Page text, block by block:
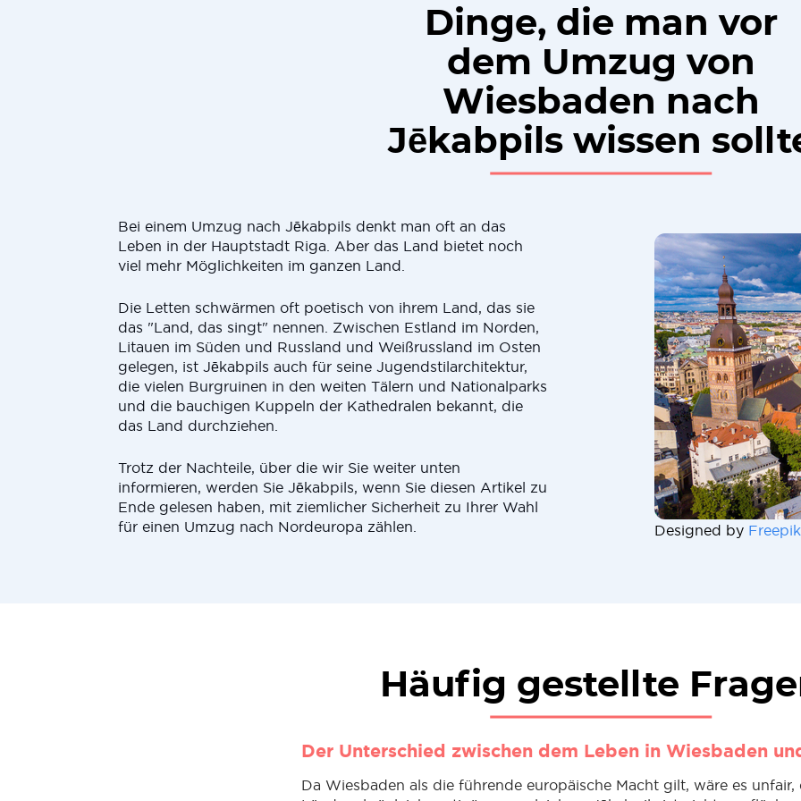
Dinge, die man vor
dem Umzug von
Wiesbaden nach
Jēkabpils wissen
Bei einem Umzug nach Jēkabpils denkt man oft an das
Leben in der Hauptstadt Riga. Aber das Land bietet noch
viel mehr Möglichkeiten im ganzen Land.
Die Letten schwärmen oft poetisch von ihrem Land, das sie
das "Land, das singt" nennen. Zwischen Estland im Norden,
Litauen im Süden und Russland und Weißrussland im Osten
gelegen, ist Jēkabpils auch für seine Jugendstilarchitektur,
die vielen Burgruinen in den weiten Tälern und Nationalparks
und die bauchigen Kuppeln der Kathedralen bekannt, die
das Land durchziehen.
Trotz der Nachteile, über die wir Sie weiter unten
informieren, werden Sie Jēkabpils, wenn Sie diesen Artikel zu
Ende gelesen haben, mit ziemlicher Sicherheit zu Ihrer Wahl
für einen Umzug nach Nordeuropa zählen.
Designed by
Häufig gestellte
Der Unterschied zwischen dem Leben in Wiesbaden
Da Wiesbaden als die führende europäische Macht gilt, wäre es unfair,